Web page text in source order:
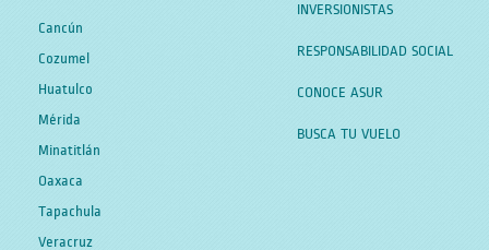
Cancún
Cozumel
Huatulco
Mérida
Minatitlán
Oaxaca
Tapachula
Veracruz
INVERSIONISTAS
RESPONSABILIDAD SOCIAL
CONOCE ASUR
BUSCA TU VUELO